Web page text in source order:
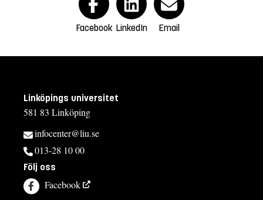
Facebook LinkedIn Email
Linköpings universitet
581 83 Linköping
infocenter@liu.se
013-28 10 00
Följ oss
Facebook